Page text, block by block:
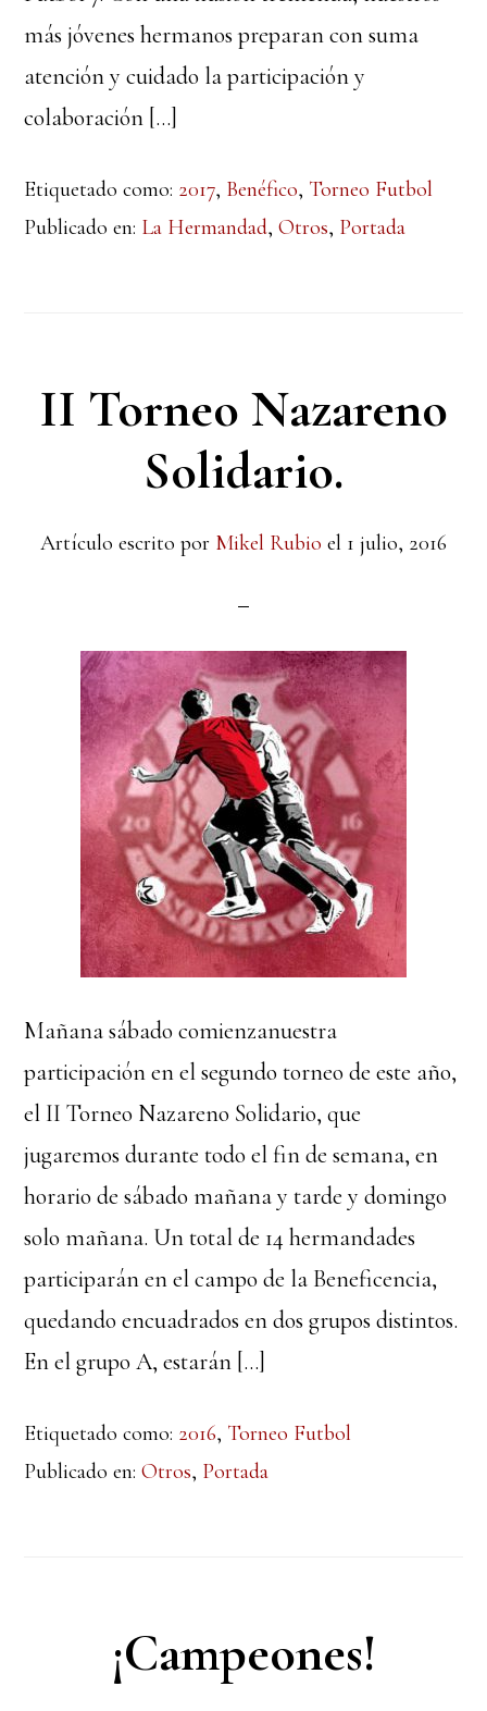
más jóvenes hermanos preparan con suma
atención y cuidado la participación y
colaboración […]
Etiquetado como: 2017, Benéfico, Torneo Futbol
Publicado en: La Hermandad,Otros, Portada
II Torneo Nazareno
Solidario.
Artículo escrito por Mikel Rubio el 1 julio, 2016
Mañana sábado comienzanuestra
participación en el segundo torneo de este año,
el II Torneo Nazareno Solidario, que
jugaremos durante todo el fin de semana, en
horario de sábado mañana y tarde y domingo
solo mañana. Un total de 14 hermandades
participarán en el campo de la Beneficencia,
quedando encuadrados en dos grupos distintos.
En el grupo A, estarán […]
Etiquetado como: 2016, Torneo Futbol
Publicado en:Otros, Portada
¡Campeones!